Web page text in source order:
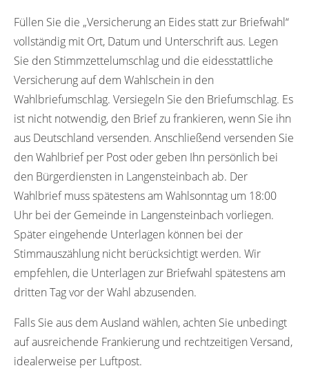
Füllen Sie die „Versicherung an Eides statt zur Briefwahl“
vollständig mit Ort, Datum und Unterschrift aus. Legen
Sie den Stimmzettelumschlag und die eidesstattliche
Versicherung auf dem Wahlschein in den
Wahlbriefumschlag. Versiegeln Sie den Briefumschlag. Es
ist nicht notwendig, den Brief zu frankieren, wenn Sie ihn
aus Deutschland versenden. Anschließend versenden Sie
den Wahlbrief per Post oder geben Ihn persönlich bei
den Bürgerdiensten in Langensteinbach ab. Der
Wahlbrief muss spätestens am Wahlsonntag um 18:00
Uhr bei der Gemeinde in Langensteinbach vorliegen.
Später eingehende Unterlagen können bei der
Stimmauszählung nicht berücksichtigt werden. Wir
empfehlen, die Unterlagen zur Briefwahl spätestens am
dritten Tag vor der Wahl abzusenden.
Falls Sie aus dem Ausland wählen, achten Sie unbedingt
auf ausreichende Frankierung und rechtzeitigen Versand,
idealerweise per Luftpost.